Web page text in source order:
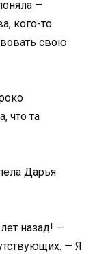
—
кого-то
свою
что та
Дарья
назад! —
— Я